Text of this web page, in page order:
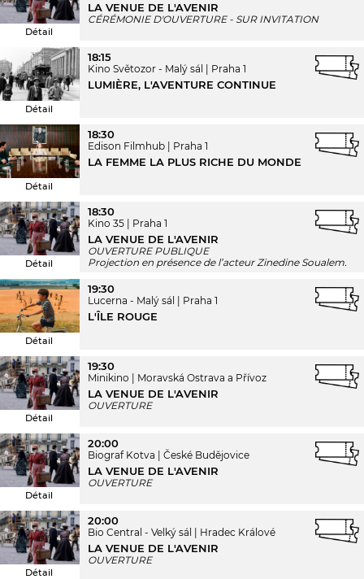
Détail
LA VENUE DE L'AVENIR
CÉRÉMONIE D'OUVERTURE - SUR INVITATION
Détail
18:15
Kino Světozor - Malý sál Praha 1
LUMIÈRE, L'AVENTURE CONTINUE
Détail
18:30
Edison Filmhub Praha 1
LA FEMME LA PLUS RICHE DU MONDE
Détail
18:30
Kino 35 Praha 1
LA VENUE DE L'AVENIR
OUVERTURE PUBLIQUE
Projection en présence de l’acteur Zinedine Soualem.
Détail
19:30
Lucerna - Malý sál Praha 1
L'ÎLE ROUGE
Détail
19:30
Minikino Moravská Ostrava a Přívoz
LA VENUE DE L'AVENIR
OUVERTURE
Détail
20:00
Biograf Kotva České Budějovice
LA VENUE DE L'AVENIR
OUVERTURE
Détail
20:00
Bio Central - Velký sál Hradec Králové
LA VENUE DE L'AVENIR
OUVERTURE